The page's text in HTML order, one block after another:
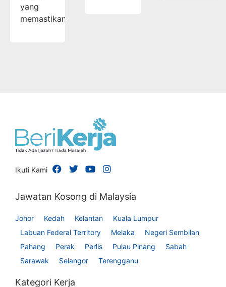
yang
memastikan…
Ikuti Kami
Jawatan Kosong di Malaysia
Johor Kedah Kelantan
Kuala Lumpur
Labuan Federal Territory
Melaka
Negeri Sembilan
Pahang
Perak Perlis Pulau Pinang
Sabah
Sarawak
Selangor Terengganu
Kategori Kerja